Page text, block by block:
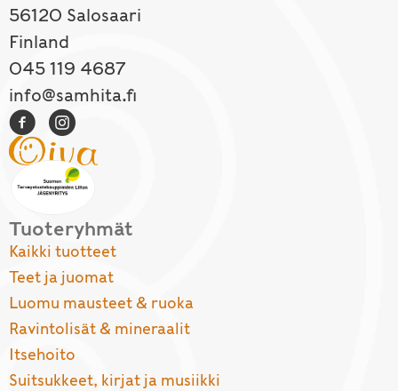
56120 Salosaari
Finland
045 119 4687
info@samhita.fi
Tuoteryhmät
Kaikki tuotteet
Teet ja juomat
Luomu mausteet & ruoka
Ravintolisät & mineraalit
Itsehoito
Suitsukkeet, kirjat ja musiikki